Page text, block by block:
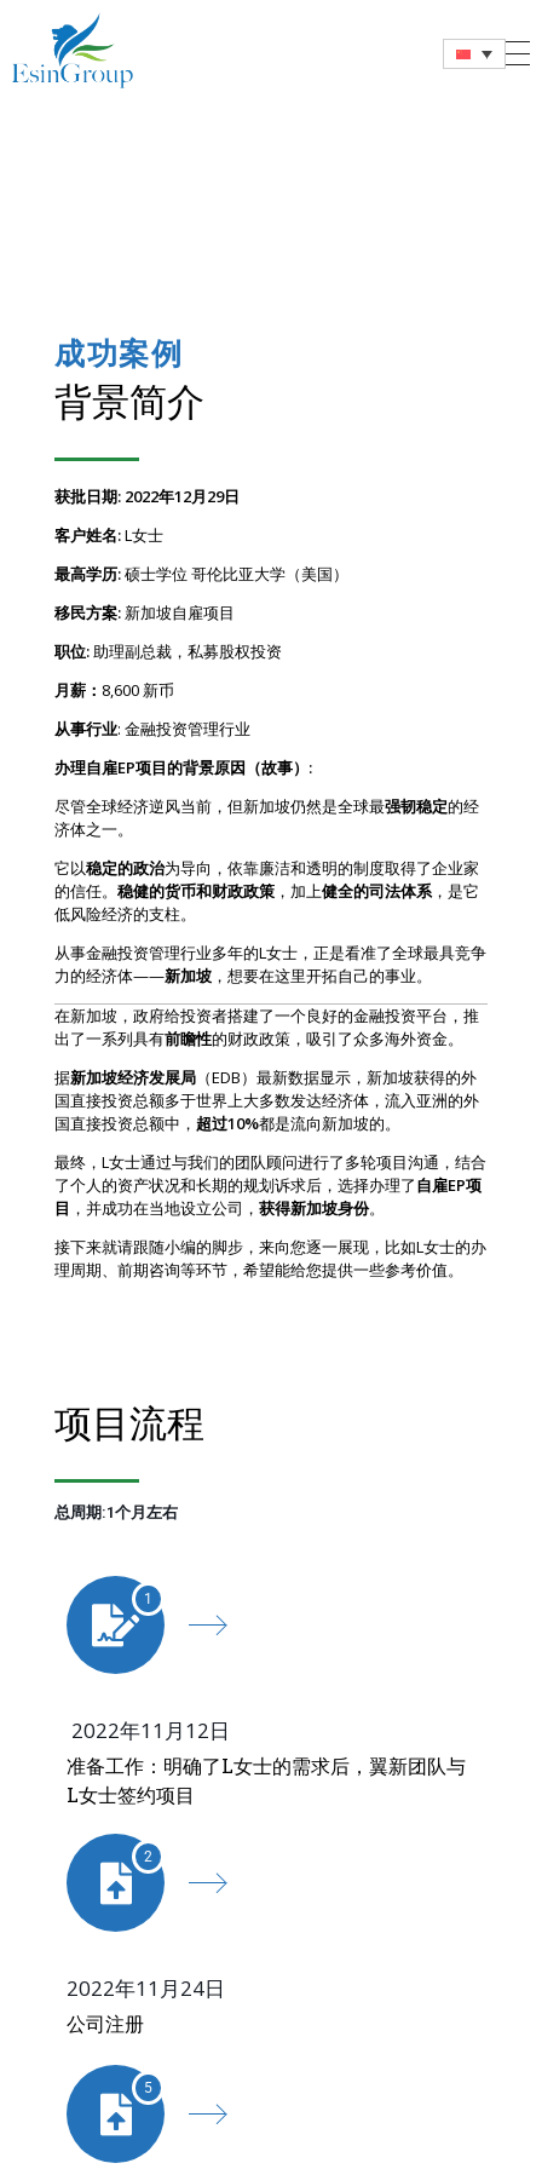
成功案例
背景简介
获批日期: 2022年12月29日
客户姓名:L女士
最高学历:硕士学位 哥伦比亚大学（美国）
移民方案: 新加坡自雇项目
职位:助理副总裁，私募股权投资
月薪： 8,600 新币
从事行业: 金融投资管理行业
办理自雇EP项目的背景原因（故事）:
尽管全球经济逆风当前，但新加坡仍然是全球最强韧稳定的经
济体之一。
它以稳定的政治为导向，依靠廉洁和透明的制度取得了企业家
的信任。 稳健的货币和财政政策 ，加上健全的司法体系，是它
低风险经济的支柱。
从事金融投资管理行业多年的L女士，正是看准了全球最具竞争
力的经济体——新加坡 ，想要在这里开拓自己的事业。
在新加坡，政府给投资者搭建了一个良好的金融投资平台，推
出了一系列具有前瞻性的财政政策，吸引了众多海外资金。
据新加坡经济发展局 （EDB）最新数据显示，新加坡获得的外
国直接投资总额多于世界上大多数发达经济体，流入亚洲的外
国直接投资总额中， 超过10%都是流向新加坡的。
最终，L女士通过与我们的团队顾问进行了多轮项目沟通，结合
了个人的资产状况和长期的规划诉求后，选择办理了自雇EP项
目 ，并成功在当地设立公司， 获得新加坡身份。
接下来就请跟随小编的脚步，来向您逐一展现，比如L女士的办
理周期、前期咨询等环节，希望能给您提供一些参考价值。
项目流程
总周期:1个月左右
1
2022年11月12日
准备工作：明确了L女士的需求后，翼新团队与
L女士签约项目
2
2022年11月24日
公司注册
5